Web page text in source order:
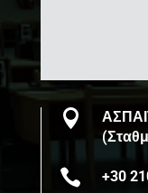

 +30